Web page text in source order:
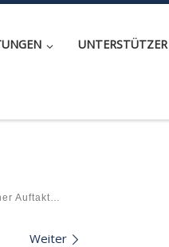
UNTERSTÜTZER
Auftakt…
Weiter